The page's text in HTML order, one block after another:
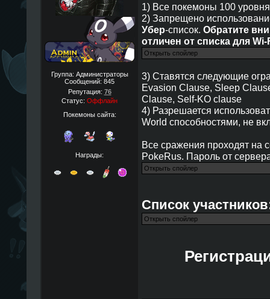
Группа: Администраторы
Сообщений: 845
Репутация: 76
Статус: Оффлайн
Покемоны сайта:
Награды:
1) Все покемоны 100 уровня
2) Запрещено
Убер-список. Обратите
отличен от списка для
3) Ставятся следующие
Evasion Clause, Sleep
Clause, Self-KO clause
4) Разрешается
World способностями, не
Все сражения проходят на
PokeRus. Пароль от
Список